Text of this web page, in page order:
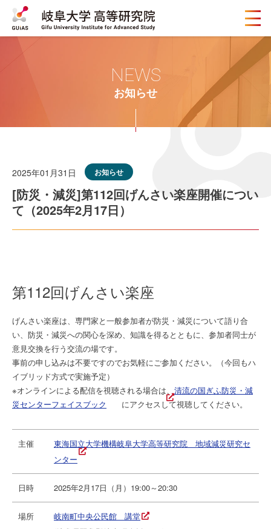
メ
ニ
ュ
ー
ボ
お知らせ
NEWS
2025年01月31日 お知らせ
[防災・減災]第112回げんさい楽座開催につい
て（2025年2月17日）
第112回げんさい楽座
げんさい楽座は、専門家と一般参加者が防災・減災について語り合
い、防災・減災への関心を深め、知識を得るとともに、参加者同士が
意見交換を行う交流の場です。
事前の申し込みは不要ですのでお気軽にご参加ください。（今回もハ
イブリッド方式で実施予定）
※オンラインによる配信を視聴される場合は、清流の国ぎふ防災・減
災センターフェイスブック
にアクセスして視聴してください。
主催
東海国立大学機構岐阜大学高等研究院 地域減災研究セ
ンター
日時 2025年2月17日（月）19:00～20:30
場所
岐南町中央公民館 講堂